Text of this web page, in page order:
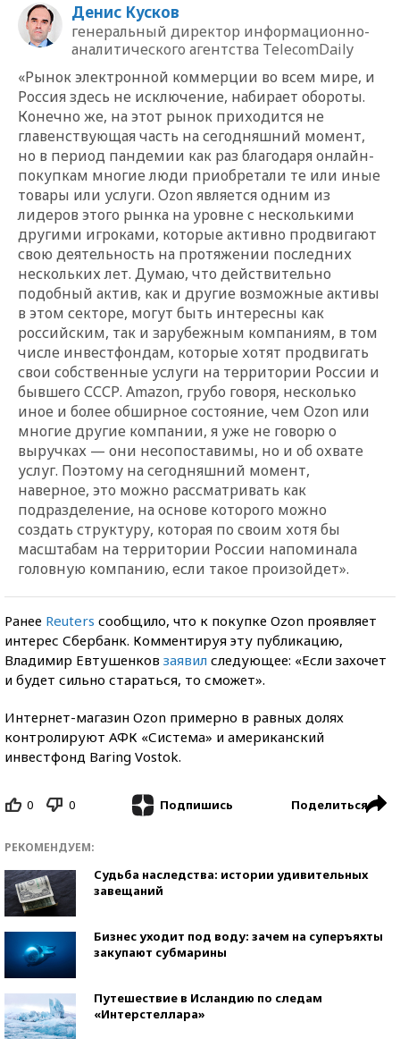
Денис Кусков
генеральный директор информационно-
аналитического агентства TelecomDaily
«Рынок электронной коммерции во всем мире, и
Россия здесь не исключение, набирает обороты.
Конечно же, на этот рынок приходится не
главенствующая часть на сегодняшний момент,
но в период пандемии как раз благодаря онлайн-
покупкам многие люди приобретали те или иные
товары или услуги. Ozon является одним из
лидеров этого рынка на уровне с несколькими
другими игроками, которые активно продвигают
свою деятельность на протяжении последних
нескольких лет. Думаю, что действительно
подобный актив, как и другие возможные активы
в этом секторе, могут быть интересны как
российским, так и зарубежным компаниям, в том
числе инвестфондам, которые хотят продвигать
свои собственные услуги на территории России и
бывшего СССР. Amazon, грубо говоря, несколько
иное и более обширное состояние, чем Ozon или
многие другие компании, я уже не говорю о
выручках — они несопоставимы, но и об охвате
услуг. Поэтому на сегодняшний момент,
наверное, это можно рассматривать как
подразделение, на основе которого можно
создать структуру, которая по своим хотя бы
масштабам на территории России напоминала
головную компанию, если такое произойдет».
Ранее Reuters сообщило, что к покупке Ozon проявляет
интерес Сбербанк. Комментируя эту публикацию,
Владимир Евтушенков заявил следующее: «Если захочет
и будет сильно стараться, то сможет».
Интернет-магазин Ozon примерно в равных долях
контролируют АФК «Система» и американский
инвестфонд Baring Vostok.
0 0 Подпишись Поделиться
РЕКОМЕНДУЕМ:
Судьба наследства: истории удивительных
завещаний
Бизнес уходит под воду: зачем на суперъяхты
закупают субмарины
Путешествие в Исландию по следам
«Интерстеллара»